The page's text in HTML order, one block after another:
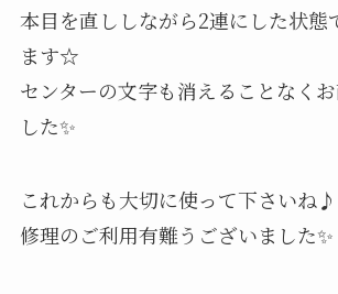
本目を直ししながら2連にした状態
ます☆
センターの文字も消えることなく
した✨
これからも大切に使って下さいね♪
修理のご利用有難うございました✨